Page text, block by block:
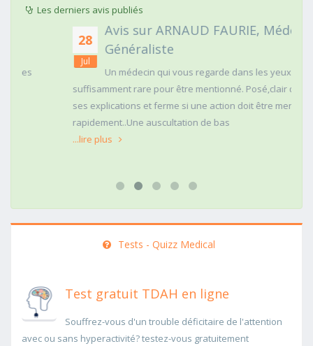
Les derniers avis publiés
Avis sur ARNAUD FAURIE, Médecin
Généraliste
Un médecin qui vous regarde dans les yeux c'est
suffisamment rare pour être mentionné. Posé,clair dans
ses explications et ferme si une action doit être menée
rapidement..Une auscultation de bas
...lire plus
Tests - Quizz Medical
Test gratuit TDAH en ligne
Souffrez-vous d'un trouble déficitaire de l'attention
avec ou sans hyperactivité? testez-vous gratuitement